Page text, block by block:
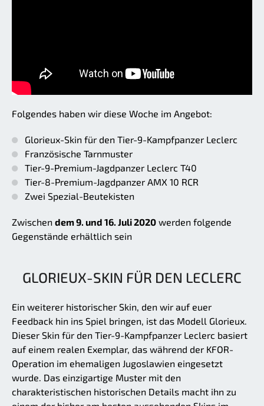
Folgendes haben wir diese Woche im Angebot:
Glorieux-Skin für den Tier-9-Kampfpanzer Leclerc
Französische Tarnmuster
Tier-9-Premium-Jagdpanzer Leclerc T40
Tier-8-Premium-Jagdpanzer AMX 10 RCR
Zwei Spezial-Beutekisten
Zwischen dem 9. und 16. Juli 2020 werden folgende
Gegenstände erhältlich sein
GLORIEUX-SKIN FÜR DEN LECLERC
Ein weiterer historischer Skin, den wir auf euer
Feedback hin ins Spiel bringen, ist das Modell Glorieux.
Dieser Skin für den Tier-9-Kampfpanzer Leclerc basiert
auf einem realen Exemplar, das während der KFOR-
Operation im ehemaligen Jugoslawien eingesetzt
wurde. Das einzigartige Muster mit den
charakteristischen historischen Details macht ihn zu